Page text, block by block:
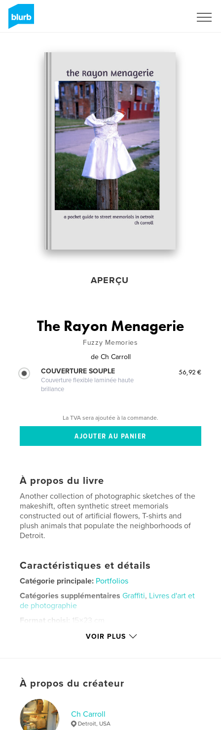
APERÇU
The Rayon Menagerie
Fuzzy Memories
de Ch Carroll
COUVERTURE SOUPLE
Couverture flexible laminée haute
brillance
56,92 €
La TVA sera ajoutée à la commande.
À propos du livre
Another collection of photographic sketches of the
makeshift, often synthetic street memorials
constructed out of artificial flowers, T-shirts and
plush animals that populate the neighborhoods of
Detroit.
Caractéristiques et détails
Catégorie principale: Portfolios
Catégories supplémentaires Graffiti, Livres d'art et
de photographie
Format choisi: 15×23 cm
LangueEnglish
Mots-clés
Detroit , Urban ,
VOIR PLUS
À propos du créateur
Ch Carroll
Detroit, USA